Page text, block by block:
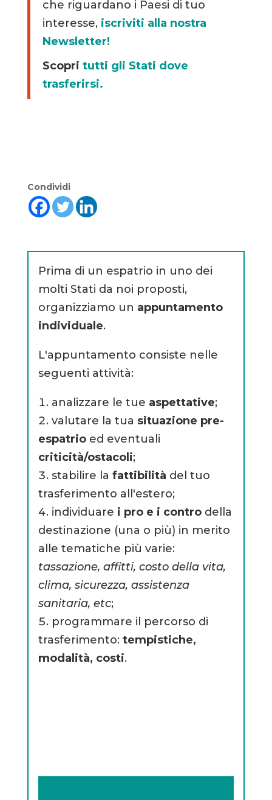
che riguardano i Paesi di tuo
interesse, iscriviti alla nostra
Newsletter!
Scopri tutti gli Stati dove
trasferirsi.
Condividi
Prima di un espatrio in uno dei
molti Stati da noi proposti,
organizziamo un appuntamento
individuale.
L'appuntamento consiste nelle
seguenti attività:
analizzare le tue aspettative;
valutare la tua situazione pre-
espatrioed eventuali
criticità/ostacoli;
stabilire la fattibilità del tuo
trasferimento all'estero;
individuare i pro e i controdella
destinazione (una o più) in merito
alle tematiche più varie:
tassazione, affitti, costo della vita,
clima, sicurezza, assistenza
sanitaria, etc;
programmare il percorso di
trasferimento: tempistiche,
modalità, costi.